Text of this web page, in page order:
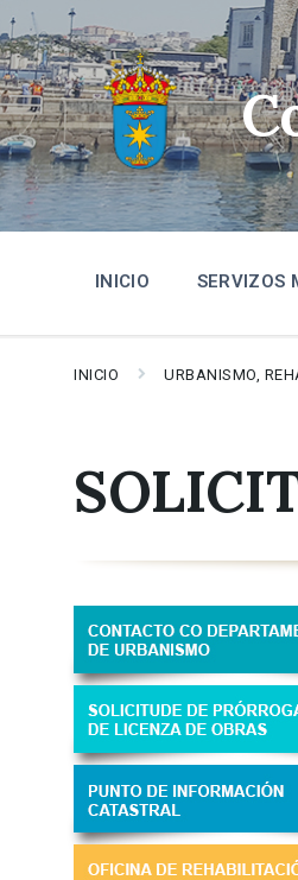
Skip
to
content
Skip
to
main
navigation
Skip
to
footer
INICIO SERVIZOS
INICIO URBANISMO,